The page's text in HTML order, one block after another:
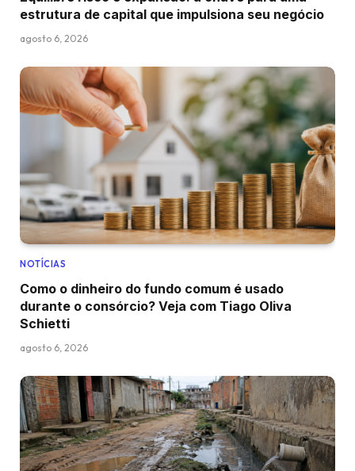
estrutura de capital que impulsiona seu negócio
agosto 6, 2026
NOTÍCIAS
Como o dinheiro do fundo comum é usado
durante o consórcio? Veja com Tiago Oliva
Schietti
agosto 6, 2026